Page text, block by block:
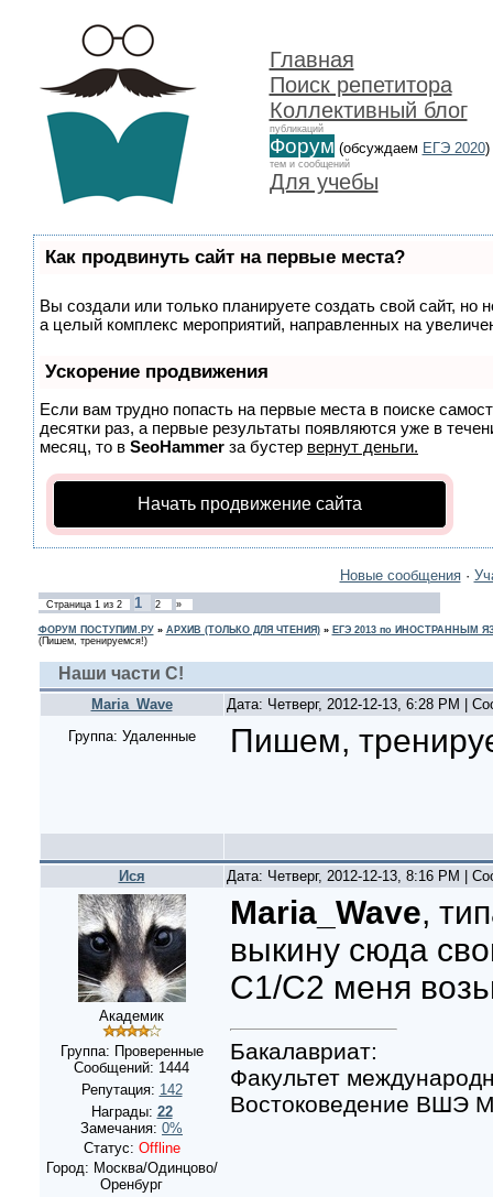
Главная
Поиск репетитора
Коллективный блог
публикаций
Форум (обсуждаем ЕГЭ 2020)
тем и сообщений
Для учебы
Как продвинуть сайт на первые места?
Вы создали или только планируете создать свой сайт, но
а целый комплекс мероприятий, направленных на
Ускорение продвижения
Если вам трудно попасть на первые места в поиске
десятки раз, а первые результаты появляются уже в
месяц, то в SeoHammer за бустер вернут деньги.
Начать продвижение сайта
Новые сообщения·
Страница 1из 2 1 2 »
ФОРУМ ПОСТУПИМ.РУ» АРХИВ (ТОЛЬКО ДЛЯ ЧТЕНИЯ)» ЕГЭ 2013 по ИНОСТРАННЫМ
(Пишем, тренируемся!)
Наши части С!
Maria_Wave
Дата: Четверг, 2012-12-13, 6:28 PM |
Группа: Удаленные
Пишем,
Ися Дата: Четверг, 2012-12-13, 8:16 PM |
Академик
Группа: Проверенные
Сообщений: 1444
Репутация: 142
Награды: 22
Замечания: 0%
Статус: Offline
Город: Москва/Одинцово/
Оренбург
Maria_Wave,
выкину сюда
С1/С2 меня
Бакалавриат:
Факультет
Востоковедение ВШЭ